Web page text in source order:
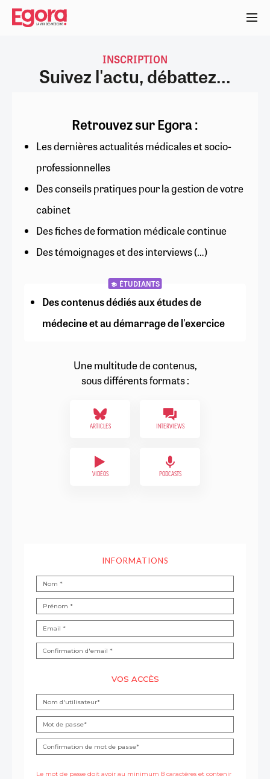
Aller
contenu
INSCRIPTION
Suivez l'actu, débattez...
Retrouvez sur Egora :
Les dernières actualités médicales et socio-
professionnelles
Des conseils pratiques pour la gestion de votre
cabinet
Des fiches de formation médicale continue
Des témoignages et des interviews (…)
ÉTUDIANTS
Des contenus dédiés aux études de
médecine et au démarrage de l'exercice
Une multitude de contenus,
sous différents formats :
ARTICLES INTERVIEWS
VIDÉOS PODCASTS